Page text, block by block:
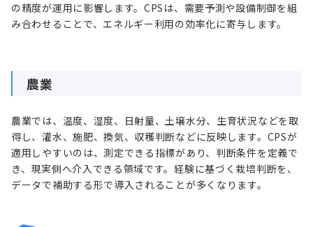
の精度が運用に影響します。CPSは、需要予測や設備制御を組
み合わせることで、エネルギー利用の効率化に寄与します。
農業
農業では、温度、湿度、日射量、土壌水分、生育状況などを取
得し、灌水、施肥、換気、収穫判断などに反映します。CPSが
適用しやすいのは、測定できる指標があり、判断条件を定義で
き、現実側へ介入できる領域です。経験に基づく栽培判断を、
データで補助する形で導入されることが多くなります。